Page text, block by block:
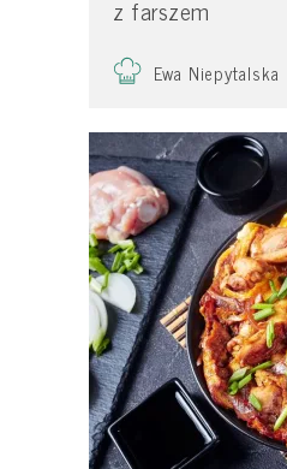
z farszem
Ewa Niepytalska